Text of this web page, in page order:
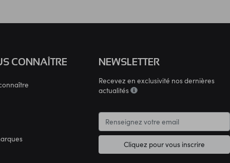
CONNAÎTRE NEWSLETTER
Recevez en exclusivité nos dernières
actualités
Cliquez pour vous inscrire